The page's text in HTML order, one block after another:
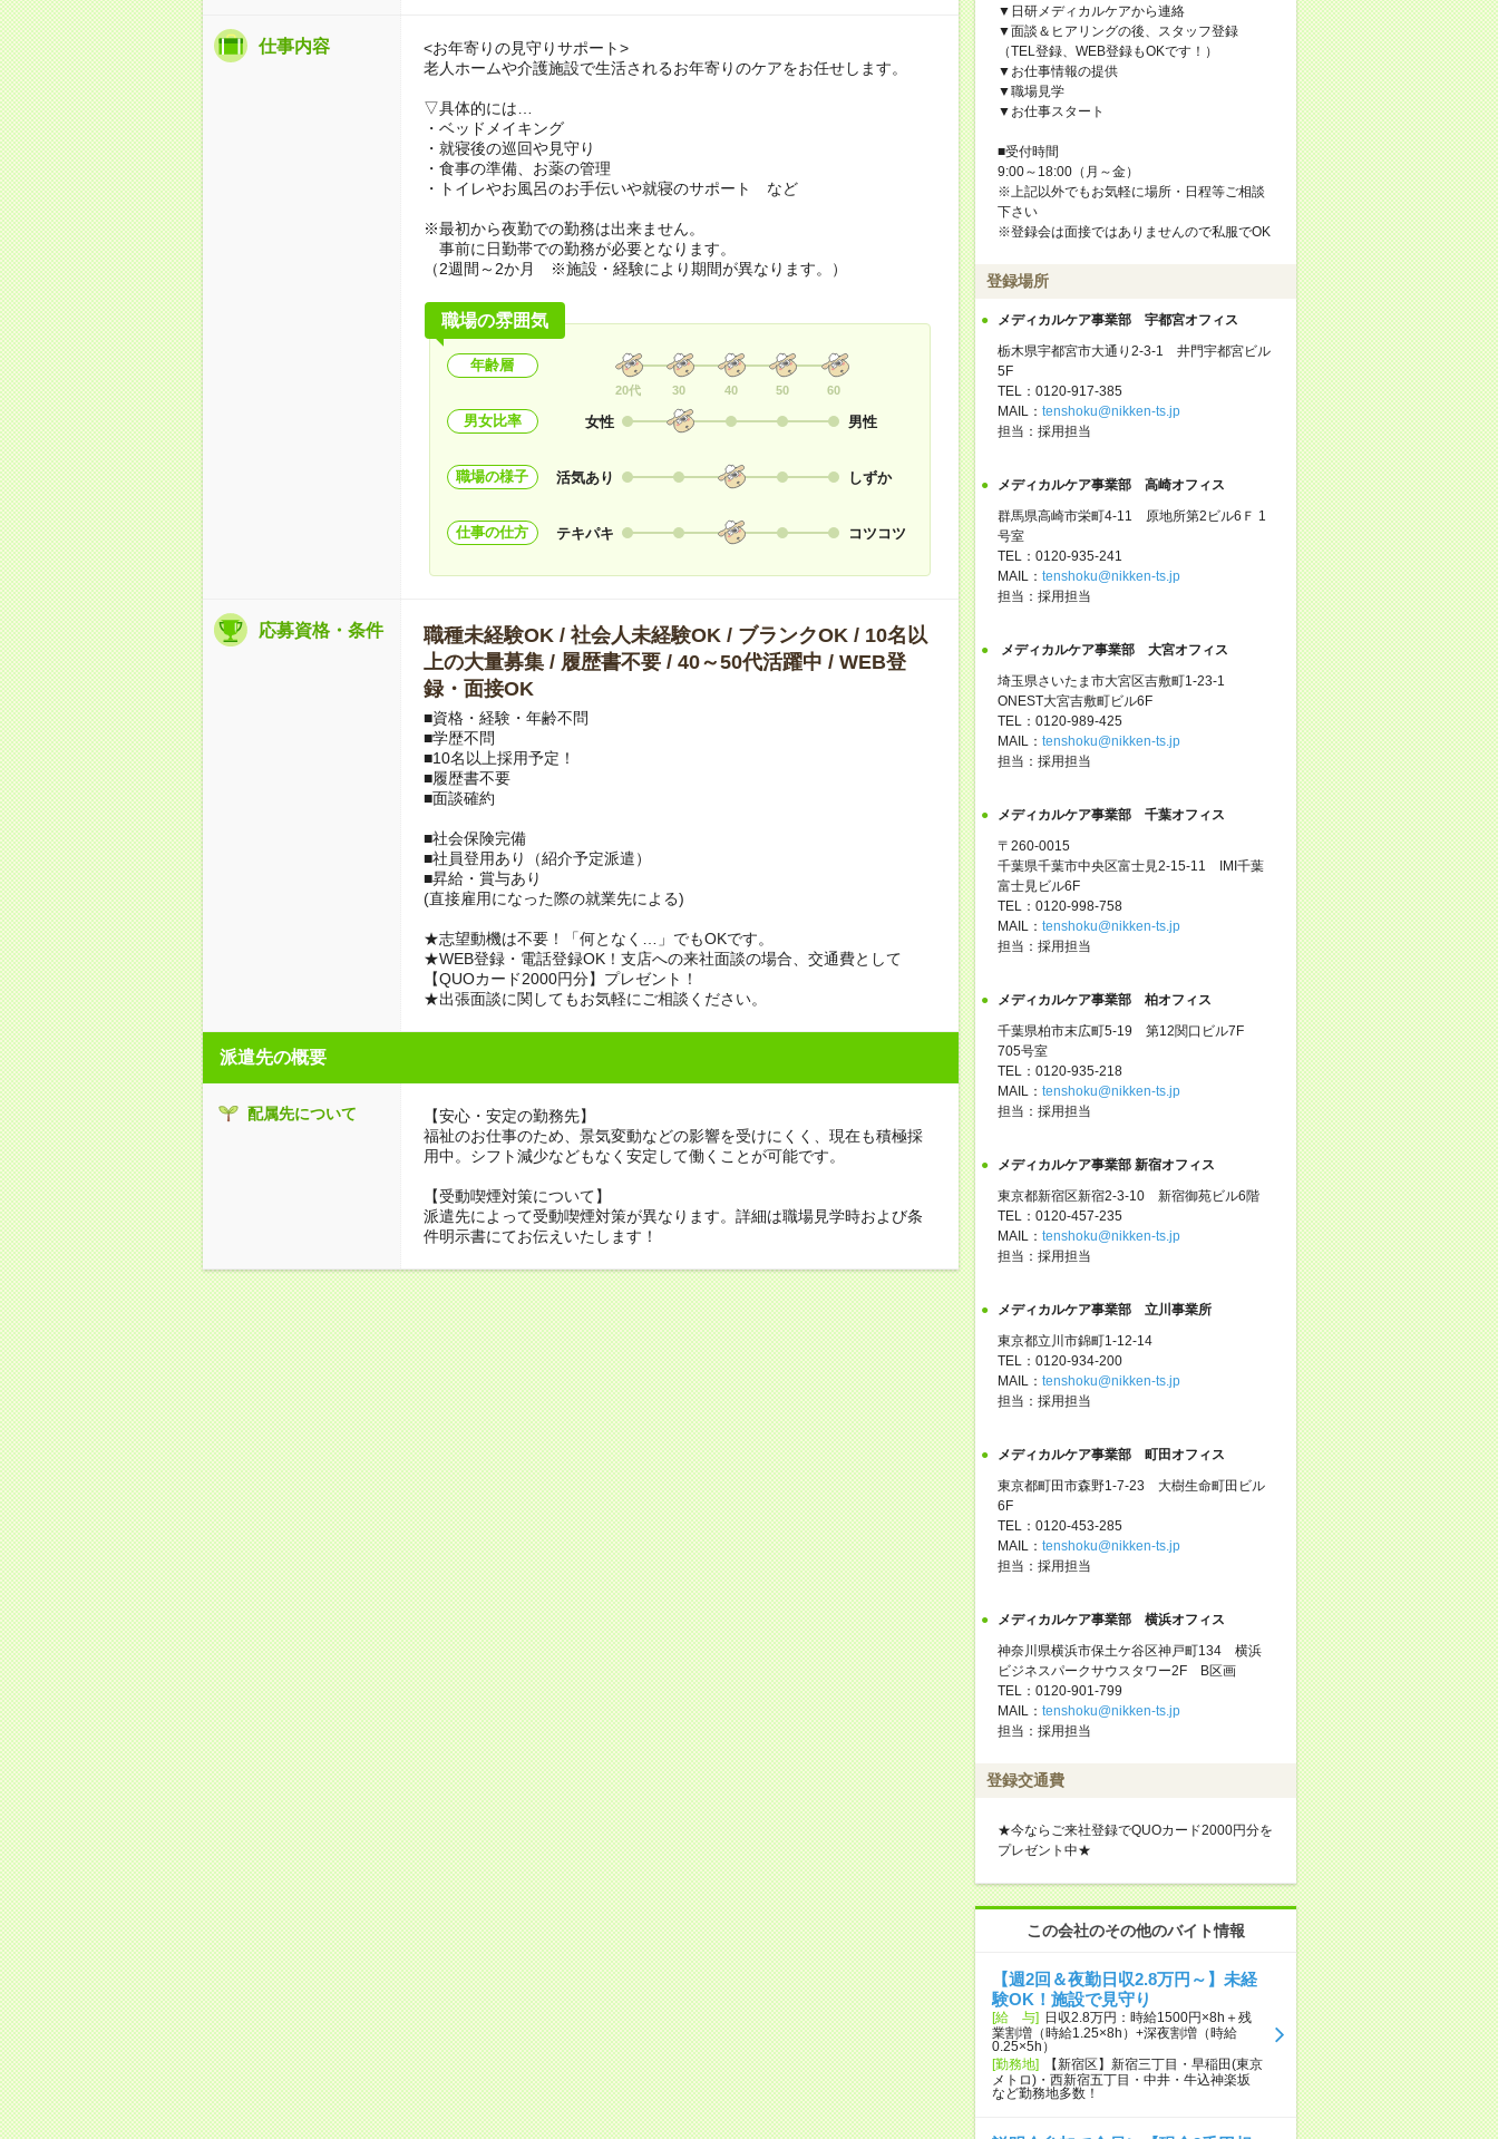
仕事内容
<お年寄りの見守りサポート>
老人ホームや介護施設で生活されるお年寄りのケアをお任せします。
▽具体的には…
・ベッドメイキング
・就寝後の巡回や見守り
・食事の準備、お薬の管理
・トイレやお風呂のお手伝いや就寝のサポート など
※最初から夜勤での勤務は出来ません。
事前に日勤帯での勤務が必要となります。
（2週間～2か月 ※施設・経験により期間が異なります。）
職場の雰囲気
年齢層
20代 30 40 50 60
男女比率 女性 男性
職場の様子 活気あり しずか
仕事の仕方 テキパキ コツコツ
応募資格・条件
職種未経験OK / 社会人未経験OK / ブランクOK / 10名以
上の大量募集 / 履歴書不要 / 40～50代活躍中 / WEB登
録・面接OK
■資格・経験・年齢不問
■学歴不問
■10名以上採用予定！
■履歴書不要
■面談確約
■社会保険完備
■社員登用あり（紹介予定派遣）
■昇給・賞与あり
(直接雇用になった際の就業先による)
★志望動機は不要！「何となく…」でもOKです。
★WEB登録・電話登録OK！支店への来社面談の場合、交通費として
【QUOカード2000円分】プレゼント！
★出張面談に関してもお気軽にご相談ください。
派遣先の概要
配属先について
【安心・安定の勤務先】
福祉のお仕事のため、景気変動などの影響を受けにくく、現在も積極採
用中。シフト減少などもなく安定して働くことが可能です。
【受動喫煙対策について】
派遣先によって受動喫煙対策が異なります。詳細は職場見学時および条
件明示書にてお伝えいたします！
▼日研メディカルケアから連絡
▼面談＆ヒアリングの後、スタッフ登録
（TEL登録、WEB登録もOKです！）
▼お仕事情報の提供
▼職場見学
▼お仕事スタート
■受付時間
9:00～18:00（月～金）
※上記以外でもお気軽に場所・日程等ご相談
下さい
※登録会は面接ではありませんので私服でOK
登録場所
メディカルケア事業部 宇都宮オフィス
栃木県宇都宮市大通り2-3-1 井門宇都宮ビル
5F
TEL：0120-917-385
MAIL： tenshoku@nikken-ts.jp
担当：採用担当
メディカルケア事業部 高崎オフィス
群馬県高崎市栄町4-11 原地所第2ビル6Ｆ 1
号室
TEL：0120-935-241
MAIL： tenshoku@nikken-ts.jp
担当：採用担当
メディカルケア事業部 大宮オフィス
埼玉県さいたま市大宮区吉敷町1-23-1
ONEST大宮吉敷町ビル6F
TEL：0120-989-425
MAIL： tenshoku@nikken-ts.jp
担当：採用担当
メディカルケア事業部 千葉オフィス
〒260-0015
千葉県千葉市中央区富士見2-15-11 IMI千葉
富士見ビル6F
TEL：0120-998-758
MAIL： tenshoku@nikken-ts.jp
担当：採用担当
メディカルケア事業部 柏オフィス
千葉県柏市末広町5-19 第12関口ビル7F
705号室
TEL：0120-935-218
MAIL： tenshoku@nikken-ts.jp
担当：採用担当
メディカルケア事業部 新宿オフィス
東京都新宿区新宿2-3-10 新宿御苑ビル6階
TEL：0120-457-235
MAIL： tenshoku@nikken-ts.jp
担当：採用担当
メディカルケア事業部 立川事業所
東京都立川市錦町1-12-14
TEL：0120-934-200
MAIL： tenshoku@nikken-ts.jp
担当：採用担当
メディカルケア事業部 町田オフィス
東京都町田市森野1-7-23 大樹生命町田ビル
6F
TEL：0120-453-285
MAIL： tenshoku@nikken-ts.jp
担当：採用担当
メディカルケア事業部 横浜オフィス
神奈川県横浜市保土ケ谷区神戸町134 横浜
ビジネスパークサウスタワー2F B区画
TEL：0120-901-799
MAIL： tenshoku@nikken-ts.jp
担当：採用担当
登録交通費
★今ならご来社登録でQUOカード2000円分を
プレゼント中★
この会社のその他のバイト情報
【週2回＆夜勤日収2.8万円～】未経
験OK！施設で見守り
[給 与] 日収2.8万円：時給1500円×8h＋残
業割増（時給1.25×8h）+深夜割増（時給
0.25×5h）
[勤務地]
【新宿区】新宿三丁目・早稲田(東京
メトロ)・西新宿五丁目・中井・牛込神楽坂
など勤務地多数！